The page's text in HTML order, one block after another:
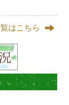
はこちら